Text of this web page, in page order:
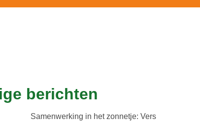
berichten
Samenwerking in het zonnetje: Vers